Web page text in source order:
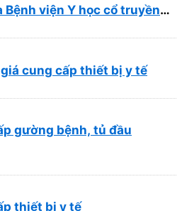
viện Y học cổ truyền
cung cấp thiết bị y tế
gường bệnh, tủ đầu
thiết bị y tế